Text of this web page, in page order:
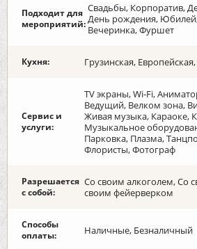
Подходит для
мероприятий:
Свадьбы, Корпоратив,
День рождения,
Вечеринка, Фуршет
Кухня: Грузинская,
Сервис и
услуги:
TV экраны, Wi-Fi,
Ведущий, Велком зона,
Живая музыка, Караоке,
Музыкальное
Парковка, Плазма,
Флористы, Фотограф
Разрешается
с собой:
Со своим алкоголем, Со
своим фейерверком
Способы
оплаты:
Наличные, Безналичный